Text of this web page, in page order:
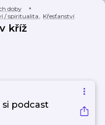
doby
/ spiritualita, Křesťanství
kříž
podcast